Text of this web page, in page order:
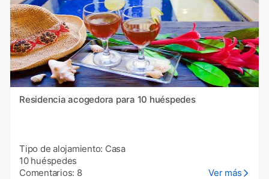
Residencia acogedora para 10 huéspedes
Tipo de alojamiento: Casa
10 huéspedes
Comentarios: 8
Ver más